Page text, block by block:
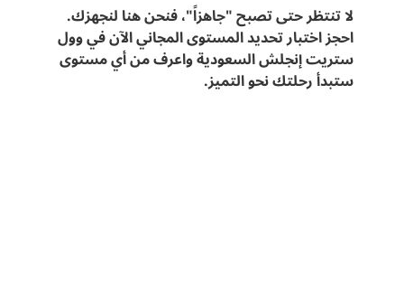
لا تنتظر حتى تصبح "جاهزاً"، فنحن هنا لنجهزك.
احجز اختبار تحديد المستوى المجاني الآن في وول
ستريت إنجلش السعودية واعرف من أي مستوى
ستبدأ رحلتك نحو التميز.